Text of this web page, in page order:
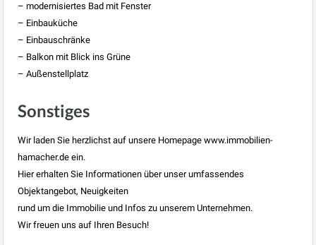
– modernisiertes Bad mit Fenster
– Einbauküche
– Einbauschränke
– Balkon mit Blick ins Grüne
– Außenstellplatz
Sonstiges
Wir laden Sie herzlichst auf unsere Homepage www.immobilien-
hamacher.de ein.
Hier erhalten Sie Informationen über unser umfassendes
Objektangebot, Neuigkeiten
rund um die Immobilie und Infos zu unserem Unternehmen.
Wir freuen uns auf Ihren Besuch!